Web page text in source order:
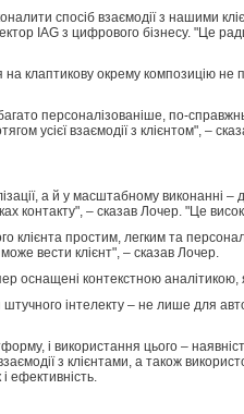
спосіб взаємодії з нашими
IAG з цифрового бізнесу. "Це
на клаптикову окрему композицію
персоналізованіше, по-
усієї взаємодії з клієнтом", –
а й у масштабному виконанні –
контакту", – сказав Лочер. "Це
клієнта простим, легким та
вести клієнт", – сказав Лочер.
оснащені контекстною аналітикою,
штучного інтелекту – не лише для
і використання цього –
з клієнтами, а також
ефективність.